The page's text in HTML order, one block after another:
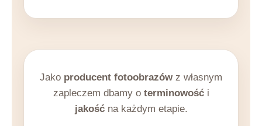
Jako producent fotoobrazów z własnym
zapleczem dbamy o terminowośći
jakośćna każdym etapie.